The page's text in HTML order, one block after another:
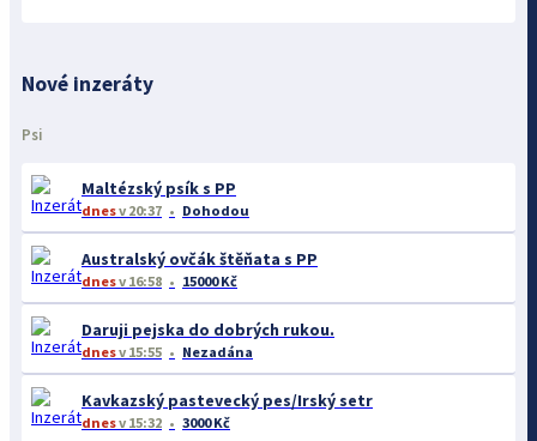
Nové inzeráty
Psi
Maltézský psík s PP
dnesv 20:37 Dohodou
Australský ovčák štěňata s PP
dnesv 16:58 15000 Kč
Daruji pejska do dobrých rukou.
dnesv 15:55 Nezadána
Kavkazský pastevecký pes/Irský setr
dnesv 15:32 3000 Kč